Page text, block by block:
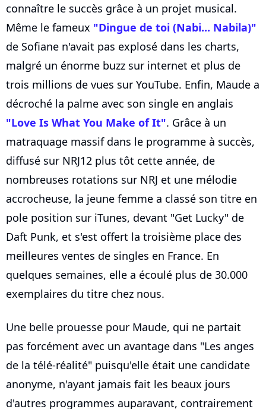
connaître le succès grâce à un projet musical.
Même le fameux "Dingue de toi (Nabi... Nabila)"
de Sofiane n'avait pas explosé dans les charts,
malgré un énorme buzz sur internet et plus de
trois millions de vues sur YouTube. Enfin, Maude a
décroché la palme avec son single en anglais
"Love Is What You Make of It". Grâce à un
matraquage massif dans le programme à succès,
diffusé sur NRJ12 plus tôt cette année, de
nombreuses rotations sur NRJ et une mélodie
accrocheuse, la jeune femme a classé son titre en
pole position sur iTunes, devant "Get Lucky" de
Daft Punk, et s'est offert la troisième place des
meilleures ventes de singles en France. En
quelques semaines, elle a écoulé plus de 30.000
exemplaires du titre chez nous.
Une belle prouesse pour Maude, qui ne partait
pas forcément avec un avantage dans "Les anges
de la télé-réalité" puisqu'elle était une candidate
anonyme, n'ayant jamais fait les beaux jours
d'autres programmes auparavant, contrairement